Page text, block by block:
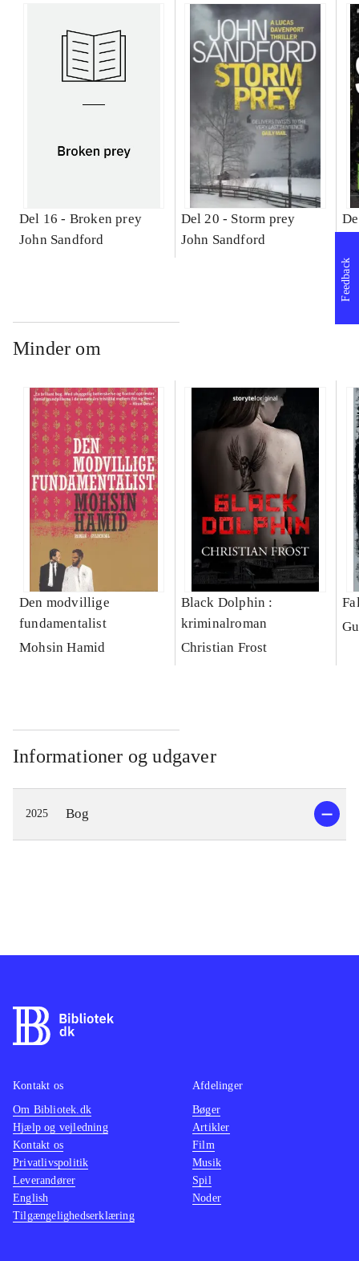
Del 16 - Broken prey
John Sandford
Del 20 - Storm prey
John Sandford
Minder om
Den modvillige
fundamentalist
Mohsin Hamid
Black Dolphin :
kriminalroman
Christian Frost
Informationer og udgaver
2025 Bog
Feedback
Kontakt os
Om Bibliotek.dk
Hjælp og vejledning
Kontakt os
Privatlivspolitik
Leverandører
English
Tilgængelighedserklæring
Afdelinger
Bøger
Artikler
Film
Musik
Spil
Noder